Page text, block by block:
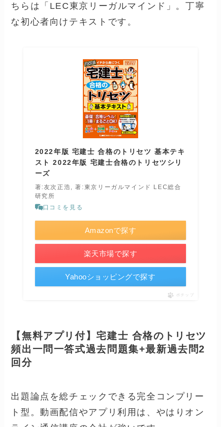
ちらは「LEC東京リーガルマインド」。丁寧
な初心者向けテキストです。
2022年版 宅建士 合格のトリセツ 基本テキ
スト 2022年版 宅建士合格のトリセツシリ
ーズ
著:友次正浩, 著:東京リーガルマインド LEC総合
研究所
口コミを見る
Amazonで探す
楽天市場で探す
Yahooショッピングで探す
ポチップ
【無料アプリ付】宅建士 合格のトリセツ
頻出一問一答式過去問題集+最新過去問2
回分
出題論点を総チェックできる完全コンプリー
ト型。動画配信やアプリ利用は、やはりオン